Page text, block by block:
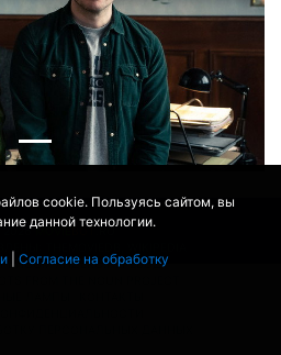
cookie. Пользуясь сайтом, вы
данной технологии.
Согласие на обработку
2026MOVIEBOT.RU
ЯНДЕКС.ПЕРЕВОД
FROM THE NOUN PROJECT
ПЕРСОНАЛЬНЫХ ДАННЫХ